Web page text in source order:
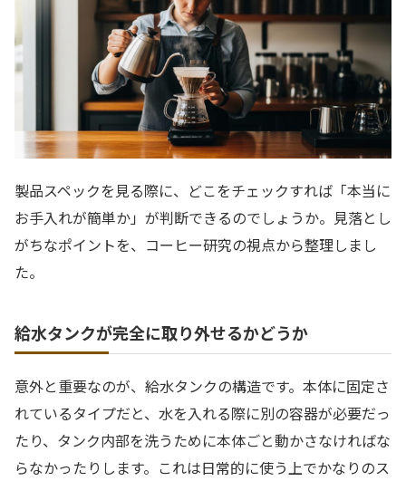
製品スペックを見る際に、どこをチェックすれば「本当に
お手入れが簡単か」が判断できるのでしょうか。見落とし
がちなポイントを、コーヒー研究の視点から整理しまし
た。
給水タンクが完全に取り外せるかどうか
意外と重要なのが、給水タンクの構造です。本体に固定さ
れているタイプだと、水を入れる際に別の容器が必要だっ
たり、タンク内部を洗うために本体ごと動かさなければな
らなかったりします。これは日常的に使う上でかなりのス